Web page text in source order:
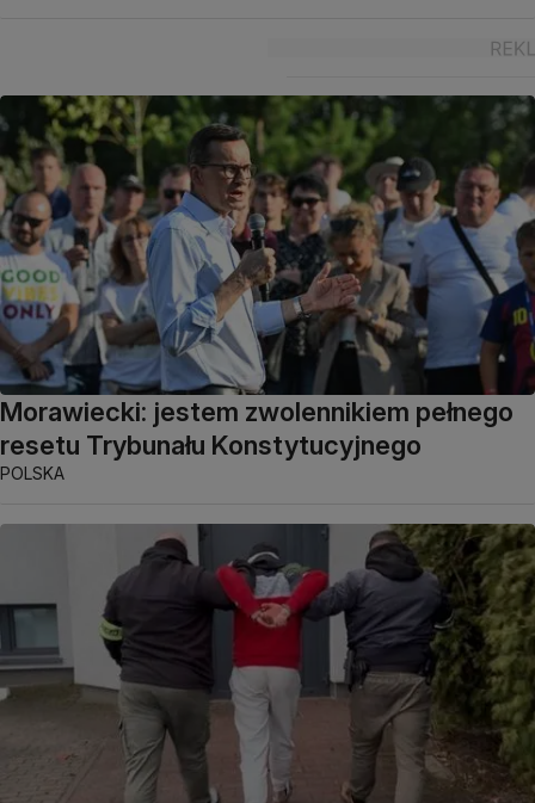
Morawiecki: jestem zwolennikiem pełnego
resetu Trybunału Konstytucyjnego
POLSKA